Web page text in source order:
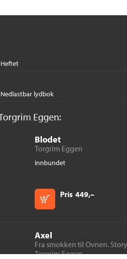
Heftet
Nedlastbar lydbok
Eggen:
Blodet
Torgrim Eggen
Innbundet
Pris 449,–
Kjøp
Axel
Fra smokken til Ovnen.
Torgrim Eggen